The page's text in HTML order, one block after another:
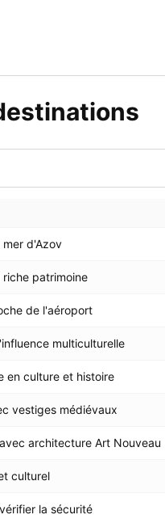
mer d'Azov
riche patrimoine
de l'aéroport
multiculturelle
en culture et histoire
vestiges médiévaux
architecture Art Nouveau
culturel
la sécurité